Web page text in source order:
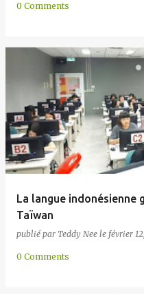
0 Comments
La langue indonésienne
Taïwan
publié par Teddy Nee le février
0 Comments